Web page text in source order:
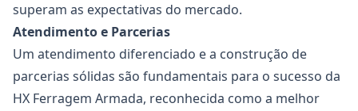
superam as expectativas do mercado.
Atendimento e Parcerias
Um atendimento diferenciado e a construção de
parcerias sólidas são fundamentais para o sucesso da
HX Ferragem Armada, reconhecida como a melhor